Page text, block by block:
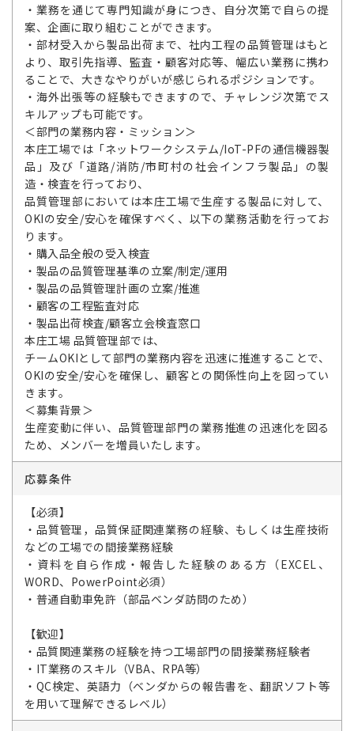
・業務を通じて専門知識が身につき、自分次第で自らの提
案、企画に取り組むことができます。
・部材受入から製品出荷まで、社内工程の品質管理はもと
より、取引先指導、監査・顧客対応等、幅広い業務に携わ
ることで、大きなやりがいが感じられるポジションです。
・海外出張等の経験もできますので、チャレンジ次第でス
キルアップも可能です。
＜部門の業務内容・ミッション＞
本庄工場では「ネットワークシステム/IoT-PFの通信機器製
品」及び「道路/消防/市町村の社会インフラ製品」の製
造・検査を行っており、
品質管理部においては本庄工場で生産する製品に対して、
OKIの安全/安心を確保すべく、以下の業務活動を行ってお
ります。
・購入品全般の受入検査
・製品の品質管理基準の立案/制定/運用
・製品の品質管理計画の立案/推進
・顧客の工程監査対応
・製品出荷検査/顧客立会検査窓口
本庄工場 品質管理部では、
チームOKIとして部門の業務内容を迅速に推進することで、
OKIの安全/安心を確保し、顧客との関係性向上を図ってい
きます。
＜募集背景＞
生産変動に伴い、品質管理部門の業務推進の迅速化を図る
ため、メンバーを増員いたします。
応募条件
【必須】
・品質管理，品質保証関連業務の経験、もしくは生産技術
などの工場での間接業務経験
・資料を自ら作成・報告した経験のある方（EXCEL、
WORD、PowerPoint必須）
・普通自動車免許（部品ベンダ訪問のため）
【歓迎】
・品質関連業務の経験を持つ工場部門の間接業務経験者
・IT業務のスキル（VBA、RPA等）
・QC検定、英語力（ベンダからの報告書を、翻訳ソフト等
を用いて理解できるレベル）